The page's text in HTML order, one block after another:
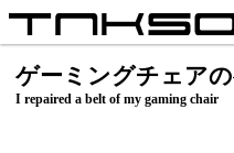
ゲーミングチェア
I repaired a belt of my gaming chair